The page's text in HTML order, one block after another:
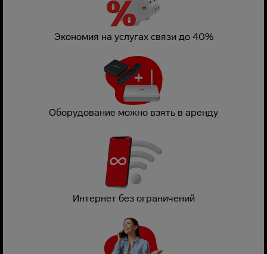
Экономия на услугах связи до 40%
Оборудование можно взять в аренду
Интернет без ограничений